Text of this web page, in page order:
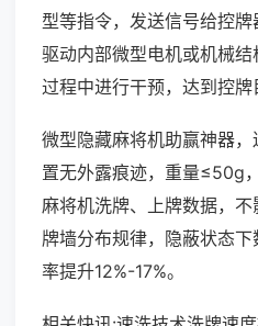
型等指令，发送信号给控
驱动内部微型电机或机械
过程中进行干预，达到控牌
微型隐藏麻将机助赢神器
置无外露痕迹，重量≤50g
麻将机洗牌、上牌数据，
牌墙分布规律，隐蔽状态
率提升12%-17%。